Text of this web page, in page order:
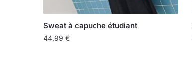
Sweat à capuche étudiant
44,99€